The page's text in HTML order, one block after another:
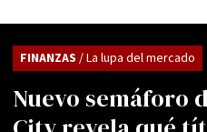
Nuevo semáforo
FINANZAS / La lupa del mercado